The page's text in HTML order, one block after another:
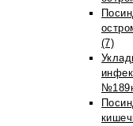
(7)